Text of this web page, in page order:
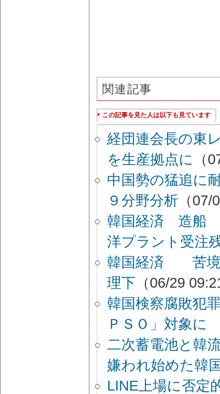
関連記事
この記事を見た人は以下も見ています
経団連会長の東
を生産拠点に
（
中国勢の猛追
９分野分析 （
韓国経済 造船
洋プラント受注
韓国経済 苦境
理下 （06/29
韓国検察腐敗犯
ＰＳＯ」対象に
二次蓄電池と韓
嫌われ始めた
LINE上場に否定